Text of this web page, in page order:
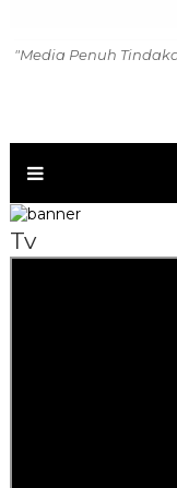
"Media Penuh
Tv